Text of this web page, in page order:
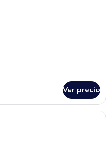
Ver precio
Una habitación de hotel moderna